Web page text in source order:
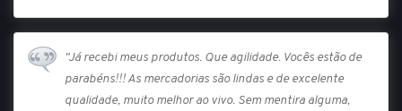
"Já recebi meus produtos. Que agilidade. Vocês estão de
parabéns!!! As mercadorias são lindas e de excelente
qualidade, muito melhor ao vivo. Sem mentira alguma,